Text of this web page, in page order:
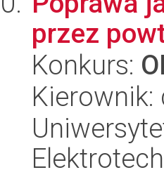
przez
Konkurs:
Kierownik: